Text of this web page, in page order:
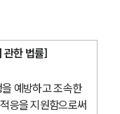
관한 법률]
예방하고 조속한
응을 지원함으로써